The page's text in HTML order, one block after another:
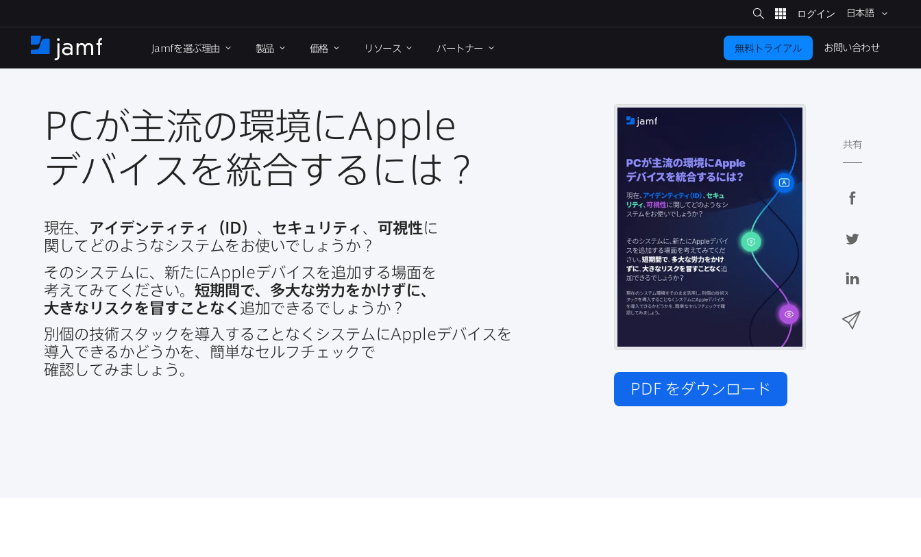
イ
ン
移
サ
イ
ト
検
索
日本語
ホ
ー
Jamfを​選ぶ理由 製品 価格 リソース パートナー 無料トライアル お問い​合わせ
PCが​主流の​環境にApple
デバイスを​統合するには？
PDF をダウンロード
現在、 アイデンティティ​（ ID） 、 セキュリティ 、 可視性に​
関してどのような​システムを​お使いでしょうか？
その​システムに、​新たにAppleデバイスを​追加する​場面を​
考えてみてください。 短期間で、​多大な​労力を​かけずに、​
大きなリスクを​冒すことなく 追加できるでしょうか？
別個の​技術スタックを​導入する​ことなく​システムにAppleデバイスを​
導入できるか​どうかを、​簡単な​セルフチェックで​
確認してみましょう。
共有